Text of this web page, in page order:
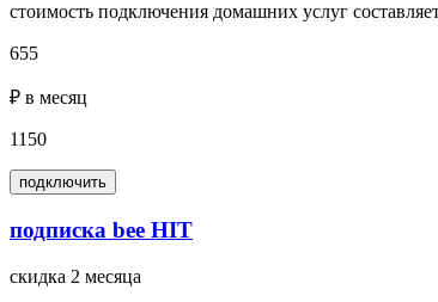
стоимость подключения домашних услуг
655
₽ в месяц
1150
подключить
подписка bee HIT
скидка 2 месяца